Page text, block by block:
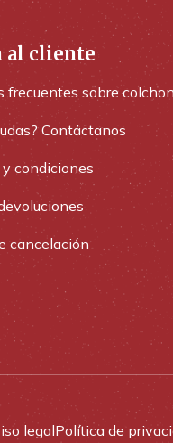
al cliente
frecuentes sobre
Contáctanos
condiciones
cancelación
legalPolítica de